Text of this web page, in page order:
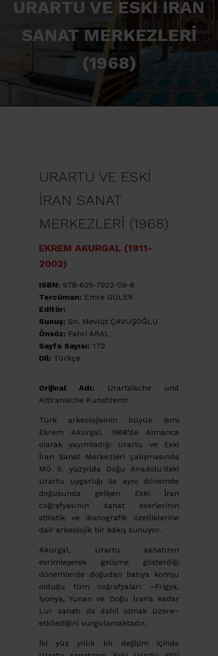
URARTU VE ESKİ İRAN
SANAT MERKEZLERİ
(1968)
URARTU VE ESKİ
İRAN SANAT
MERKEZLERİ (1968)
EKREM AKURGAL (1911-
2002)
ISBN: 978-625-7922-09-8
Tercüman: Emre GÜLER
Editör:
Sunuş: Sn. Mevlüt ÇAVUŞOĞLU
Önsöz: Fahri ARAL
Sayfa Sayısı: 172
Dil: Türkçe
Orijinal Adı: Urartaische und
Altiranische Kunstzentr
Türk arkeolojisinin büyük ismi
Ekrem Akurgal, 1968’de Almanca
olarak yayımladığı Urartu ve Eski
İran Sanat Merkezleri çalışmasında
MÖ 9. yüzyılda Doğu Anadolu’daki
Urartu uygarlığı ile aynı dönemde
doğusunda gelişen Eski İran
coğrafyasının sanat eserlerinin
stilistik ve ikonografik özelliklerine
dair arkeolojik bir bakış sunuyor.
Akurgal, Urartu sanatının
evrimleşerek gelişme gösterdiği
dönemlerde doğudan batıya komşu
olduğu tüm coğrafyaları –Frigya,
İyonya, Yunan ve Doğu İran’a kadar
Lur sanatı da dahil olmak üzere–
etkilediğini vurgulamaktadır.
İki yüz yıllık bir değişim içinde